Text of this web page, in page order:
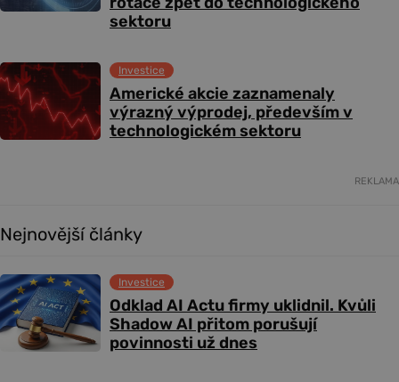
sektoru
Americké akcie zaznamenaly
výrazný výprodej, především v
technologickém sektoru
Investice
REKLAMA
Nejnovější články
Odklad AI Actu firmy uklidnil. Kvůli
Shadow AI přitom porušují
povinnosti už dnes
Investice